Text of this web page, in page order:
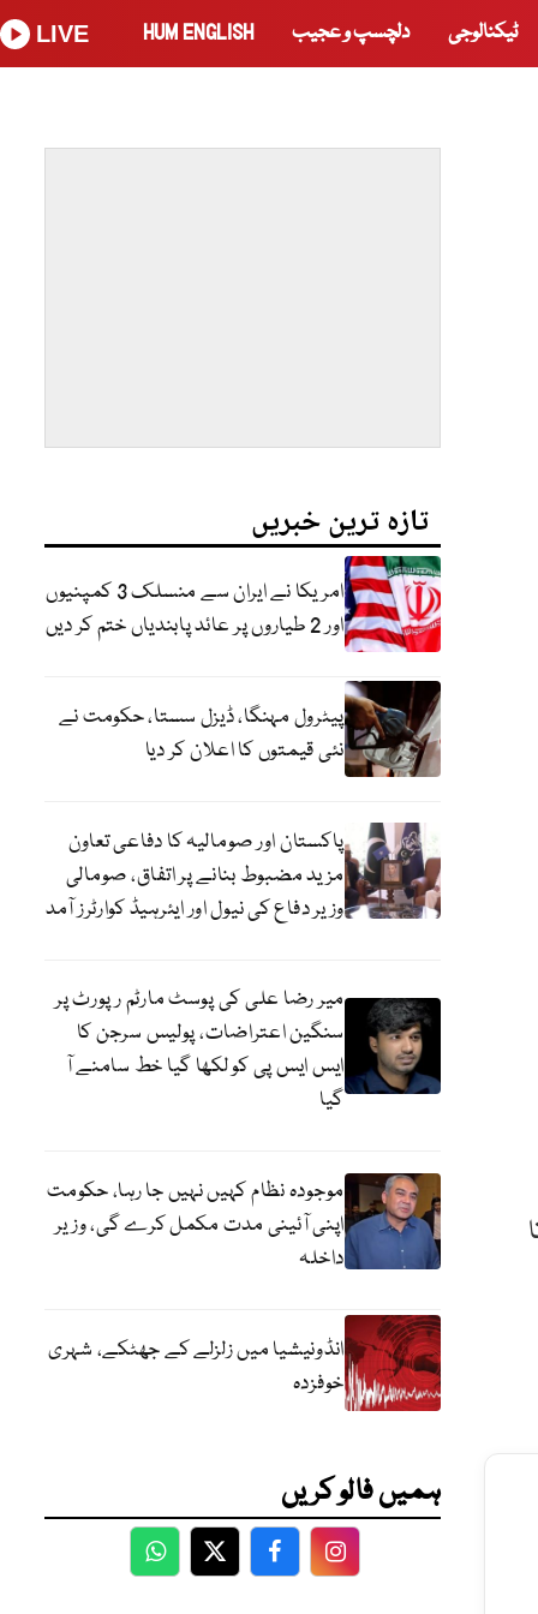
ٹیکنالوجی دلچسپ و عجیب HUM ENGLISH
LIVE
تازہ ترین خبریں
امریکا نے ایران سے منسلک 3 کمپنیوں
اور 2 طیاروں پر عائد پابندیاں ختم کر دیں
پیٹرول مہنگا، ڈیزل سستا، حکومت نے
نئی قیمتوں کا اعلان کر دیا
پاکستان اور صومالیہ کا دفاعی تعاون
مزید مضبوط بنانے پر اتفاق، صومالی
وزیر دفاع کی نیول اور ایئرہیڈ کوارٹرز آمد
میر رضا علی کی پوسٹ مارٹم رپورٹ پر
سنگین اعتراضات، پولیس سرجن کا
ایس ایس پی کو لکھا گیا خط سامنے آ
گیا
موجودہ نظام کہیں نہیں جا رہا، حکومت
اپنی آئینی مدت مکمل کرے گی، وزیر
داخلہ
انڈونیشیا میں زلزلے کے جھٹکے، شہری
خوفزدہ
ہمیں فالو کریں
WhatsApp
TwitterFacebookFacebook